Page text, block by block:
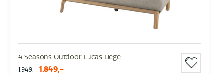
4 Seasons Outdoor Lucas Liege
1.949,- 1.849,-